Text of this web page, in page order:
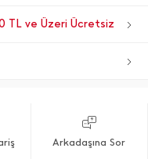
TL ve Üzeri Ücretsiz
Arkadaşına Sor